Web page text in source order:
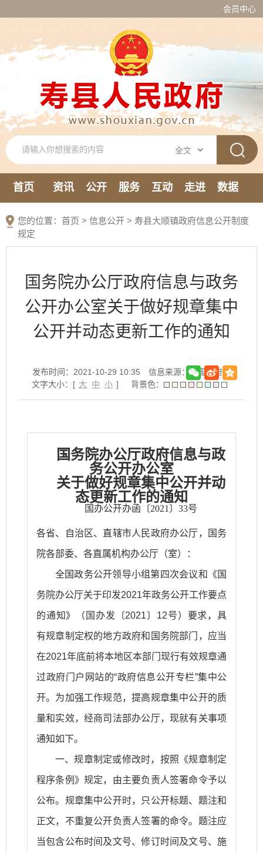
会员中心
首页 资讯 公开 服务 互动 走进
数据
您的位置： 首页 > 信息公开 > 寿县大顺镇政府信息公开制度
规定
国务院办公厅政府信息与政务
公开办公室关于做好规章集中
公开并动态更新工作的通知
发布时间：2021-10-29 10:35
信息来源：中国政府网
文字大小：[ 大 中 小 ] 背景色：
国务院办公厅政府信息与政
务公开办公室
关于做好规章集中公开并动
态更新工作的通知
国办公开办函〔2021〕33号
各省、自治区、直辖市人民政府办公厅，国务
院各部委、各直属机构办公厅（室）：
全国政务公开领导小组第四次会议和《国
务院办公厅关于印发2021年政务公开工作要点
的通知》（国办发〔2021〕12号）要求，具
有规章制定权的地方政府和国务院部门，应当
在2021年底前将本地区本部门现行有效规章通
过政府门户网站的“政府信息公开专栏”集中公
开。为加强工作规范，提高规章集中公开的质
量和实效，经商司法部办公厅，现就有关事项
通知如下。
一、规章制定或修改时，按照《规章制定
程序条例》规定，由主要负责人签署命令予以
公布。规章集中公开时，只公开标题、题注和
正文，不重复公开负责人签署的命令。题注应
当包含公布时间及文号、修订时间及文号、施